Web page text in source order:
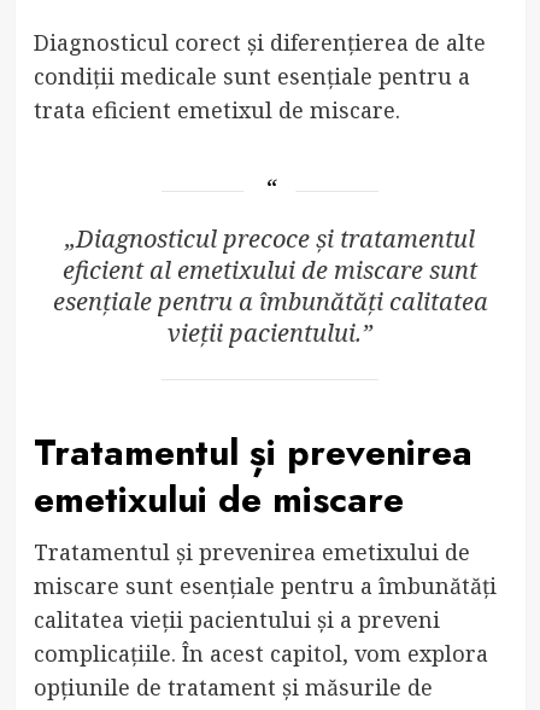
Diagnosticul corect și diferențierea de alte
condiții medicale sunt esențiale pentru a
trata eficient emetixul de miscare.
„Diagnosticul precoce și tratamentul
eficient al emetixului de miscare sunt
esențiale pentru a îmbunătăți calitatea
vieții pacientului.”
Tratamentul și prevenirea
emetixului de miscare
Tratamentul și prevenirea emetixului de
miscare sunt esențiale pentru a îmbunătăți
calitatea vieții pacientului și a preveni
complicațiile. În acest capitol, vom explora
opțiunile de tratament și măsurile de